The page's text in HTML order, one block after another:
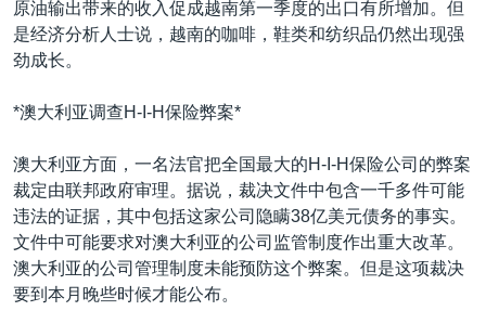
台海两岸关系
南中国海争端
关注西藏
GEN Z 看美国
其他语言网站
原油输出带来的收入促成越南第一季度的出口有所增加。但
是经济分析人士说，越南的咖啡，鞋类和纺织品仍然出现强
劲成长。
*澳大利亚调查H-I-H保险弊案*
澳大利亚方面，一名法官把全国最大的H-I-H保险公司的弊案
裁定由联邦政府审理。据说，裁决文件中包含一千多件可能
违法的证据，其中包括这家公司隐瞒38亿美元债务的事实。
文件中可能要求对澳大利亚的公司监管制度作出重大改革。
澳大利亚的公司管理制度未能预防这个弊案。但是这项裁决
要到本月晚些时候才能公布。